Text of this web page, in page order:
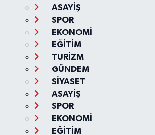
ASAYİŞ
SPOR
EKONOMİ
EĞİTİM
TURİZM
GÜNDEM
SİYASET
ASAYİŞ
SPOR
EKONOMİ
EĞİTİM